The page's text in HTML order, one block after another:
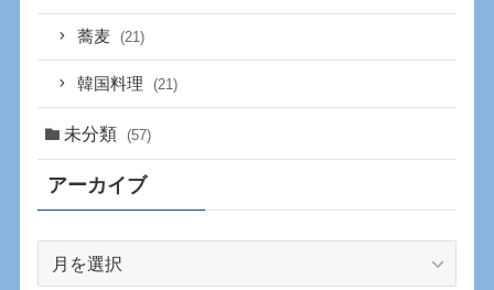
蕎麦 (21)
韓国料理 (21)
未分類 (57)
アーカイブ